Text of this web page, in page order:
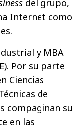
del grupo,
Internet como
y MBA
Por su parte
Ciencias
de
compaginan su
en las